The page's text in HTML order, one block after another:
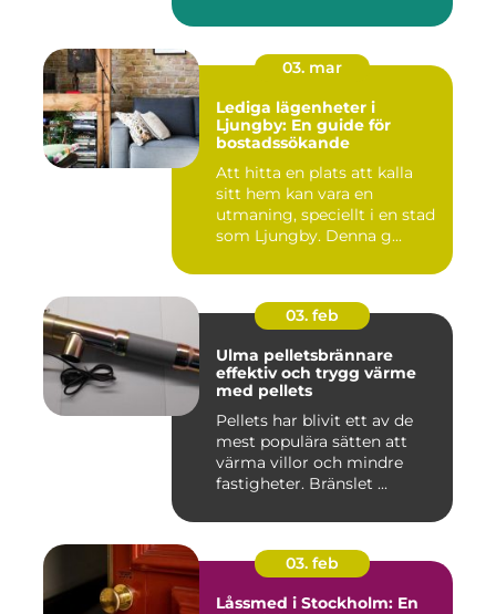
03. mar
Lediga lägenheter i
Ljungby: En guide för
bostadssökande
Att hitta en plats att kalla
sitt hem kan vara en
utmaning, speciellt i en stad
som Ljungby. Denna g...
03. feb
Ulma pelletsbrännare
effektiv och trygg värme
med pellets
Pellets har blivit ett av de
mest populära sätten att
värma villor och mindre
fastigheter. Bränslet ...
03. feb
Låssmed i Stockholm: En